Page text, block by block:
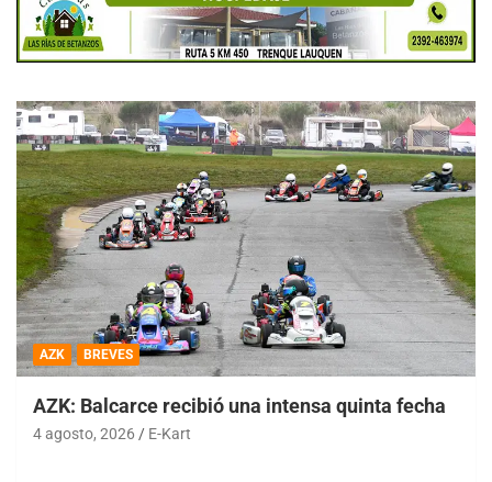
AZK BREVES
AZK: Balcarce recibió una intensa quinta fecha
4 agosto, 2026 E-Kart